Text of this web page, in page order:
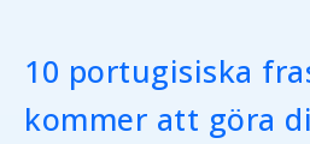
10 portugisiska
kommer att göra